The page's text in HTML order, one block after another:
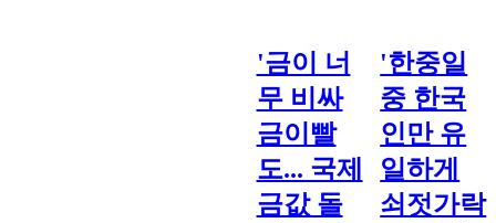
'금이 너
무 비싸
금이빨
도... 국제
금값 돌
'한중일
중 한국
인만 유
일하게
쇠젓가락